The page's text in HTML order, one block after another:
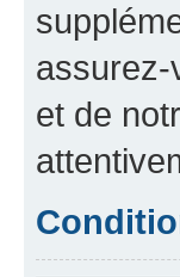
assurez-
et de